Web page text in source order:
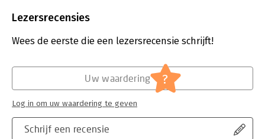
Uitgever:
Verschijningsdatum:
15-4-2021
Mens en maatschappij
Lezersrecensies
Wees de eerste die een lezersrecensie schrijft!
Schrijf een recensie
Uw waardering ?
Log in om uw waardering te geven